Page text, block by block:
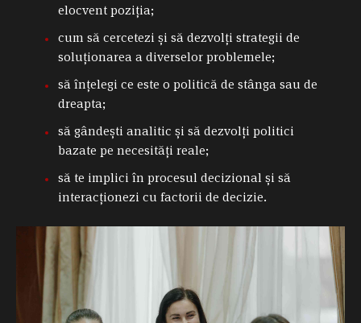
elocvent poziția;
cum să cercetezi și să dezvolți strategii de
soluționarea a diverselor problemele;
să înțelegi ce este o politică de stânga sau de
dreapta;
să gândești analitic și să dezvolți politici
bazate pe necesități reale;
să te implici în procesul decizional și să
interacționezi cu factorii de decizie.